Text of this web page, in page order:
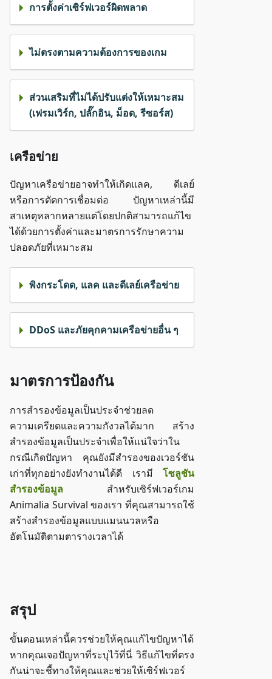
การตั้งค่าเซิร์ฟเวอร์ผิดพลาด
ไม่ตรงตามความต้องการของเกม
ส่วนเสริมที่ไม่ได้ปรับแต่งให้เหมาะสม
(เฟรมเวิร์ก, ปลั๊กอิน, ม็อด, รีซอร์ส)
เครือข่าย
ปัญหาเครือข่ายอาจทำให้เกิดแลค, ดีเลย์
หรือการตัดการเชื่อมต่อ ปัญหาเหล่านี้มี
สาเหตุหลากหลายแต่โดยปกติสามารถแก้ไข
ได้ด้วยการตั้งค่าและมาตรการรักษาความ
ปลอดภัยที่เหมาะสม
พิงกระโดด, แลค และดีเลย์เครือข่าย
DDoS และภัยคุกคามเครือข่ายอื่น ๆ
มาตรการป้องกัน
การสำรองข้อมูลเป็นประจำช่วยลด
ความเครียดและความกังวลได้มาก สร้าง
สำรองข้อมูลเป็นประจำเพื่อให้แน่ใจว่าใน
กรณีเกิดปัญหา คุณยังมีสำรองของเวอร์ชัน
เก่าที่ทุกอย่างยังทำงานได้ดี เรามี โซลูชัน
สำรองข้อมูล สำหรับเซิร์ฟเวอร์เกม
Animalia Survival ของเรา ที่คุณสามารถใช้
สร้างสำรองข้อมูลแบบแมนนวลหรือ
อัตโนมัติตามตารางเวลาได้
สรุป
ขั้นตอนเหล่านี้ควรช่วยให้คุณแก้ไขปัญหาได้
หากคุณเจอปัญหาที่ระบุไว้ที่นี่ วิธีแก้ไขที่ตรง
กันน่าจะชี้ทางให้คุณและช่วยให้เซิร์ฟเวอร์